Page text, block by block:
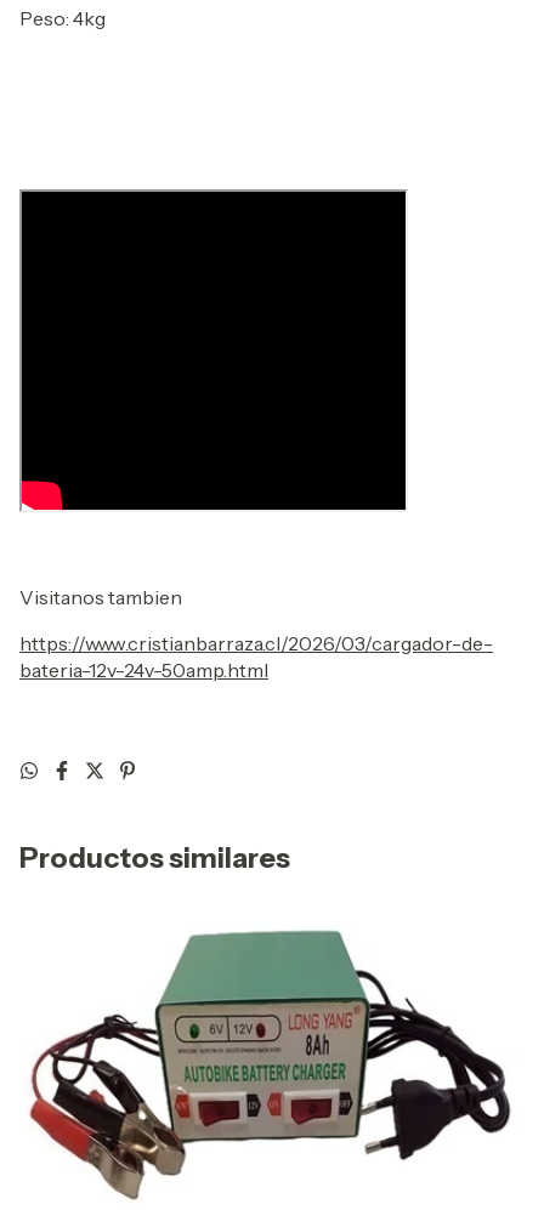
Peso: 4kg
Visitanos tambien
https://www.cristianbarraza.cl/2026/03/cargador-de-
bateria-12v-24v-50amp.html
Productos similares